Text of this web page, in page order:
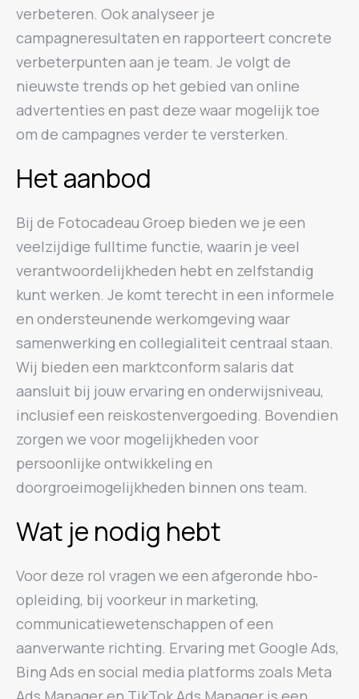
verbeteren. Ook analyseer je
campagneresultaten en rapporteert concrete
verbeterpunten aan je team. Je volgt de
nieuwste trends op het gebied van online
advertenties en past deze waar mogelijk toe
om de campagnes verder te versterken.
Het aanbod
Bij de Fotocadeau Groep bieden we je een
veelzijdige fulltime functie, waarin je veel
verantwoordelijkheden hebt en zelfstandig
kunt werken. Je komt terecht in een informele
en ondersteunende werkomgeving waar
samenwerking en collegialiteit centraal staan.
Wij bieden een marktconform salaris dat
aansluit bij jouw ervaring en onderwijsniveau,
inclusief een reiskostenvergoeding. Bovendien
zorgen we voor mogelijkheden voor
persoonlijke ontwikkeling en
doorgroeimogelijkheden binnen ons team.
Wat je nodig hebt
Voor deze rol vragen we een afgeronde hbo-
opleiding, bij voorkeur in marketing,
communicatiewetenschappen of een
aanverwante richting. Ervaring met Google Ads,
Bing Ads en social media platforms zoals Meta